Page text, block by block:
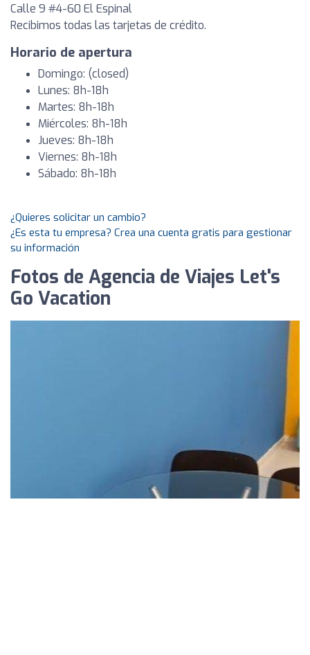
Calle 9 #4-60 El Espinal
Recibimos todas las tarjetas de crédito.
Horario de apertura
Domingo: (closed)
Lunes: 8h-18h
Martes: 8h-18h
Miércoles: 8h-18h
Jueves: 8h-18h
Viernes: 8h-18h
Sábado: 8h-18h
¿Quieres solicitar un cambio?
¿Es esta tu empresa? Crea una cuenta gratis para gestionar
su información
Fotos de Agencia de Viajes Let's
Go Vacation